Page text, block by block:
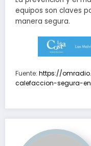
equipos son claves
manera segura.
Fuente: https://
calefaccion-segura-